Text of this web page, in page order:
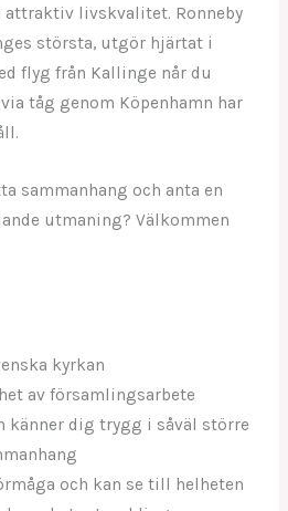
attraktiv livskvalitet. Ronneby
största, utgör hjärtat i
flyg från Kallinge når du
tåg genom Köpenhamn har
sammanhang och anta en
utmaning? Välkommen
kyrkan
av församlingsarbete
känner dig trygg i såväl större
och kan se till helheten